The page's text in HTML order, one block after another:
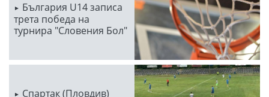
България U14 записа
трета победа на
турнира "Словения Бол"
Спартак (Пловдив)